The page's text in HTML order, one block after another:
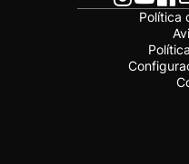
Política